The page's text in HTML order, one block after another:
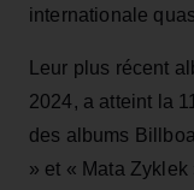
internationale
Leur plus récent
2024, a atteint la
des albums
» et « Mata